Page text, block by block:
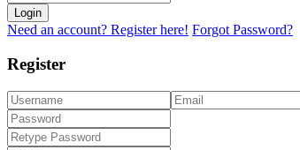
Login
Need an account? Register here! Forgot Password?
Register